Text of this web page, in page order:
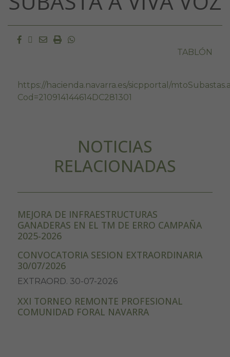
Facebook
Twitter
EmailImprimir
Whatsapp
TABLÓN
https://hacienda.navarra.es/sicpportal/
Cod=210914144614DC281301
NOTICIAS
RELACIONADAS
MEJORA DE INFRAESTRUCTURAS
GANADERAS EN EL TM DE ERRO CAMPAÑA
2025-2026
CONVOCATORIA SESION EXTRAORDINARIA
30/07/2026
EXTRAORD. 30-07-2026
XXI TORNEO REMONTE PROFESIONAL
COMUNIDAD FORAL NAVARRA